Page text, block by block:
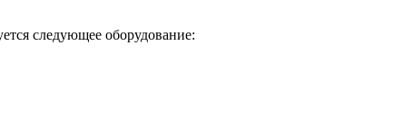
следующее оборудование: